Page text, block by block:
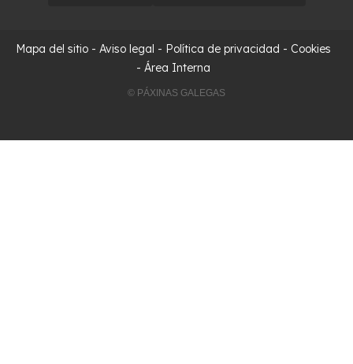
Mapa del sitio - Aviso legal - Política de privacidad - Cookies
- Área Interna
© PÁXINAS GALEGAS